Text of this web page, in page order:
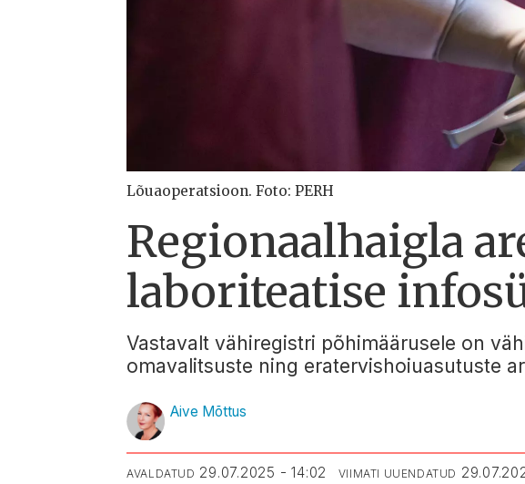
Lõuaoperatsioon. Foto: PERH
Regionaalhaigla
laboriteatise
Vastavalt vähiregistri põhimäärusele on
omavalitsuste ning eratervishoiuasutuste
Aive Mõttus
AVALDATUD 29.07.2025 - 14:02 VIIMATI UUENDATUD